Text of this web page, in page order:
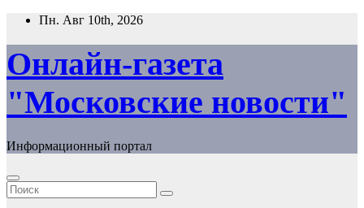
Перейти
содержимому
Пн. Авг 10th, 2026
Онлайн-газета
"Московские новости"
Информационный портал